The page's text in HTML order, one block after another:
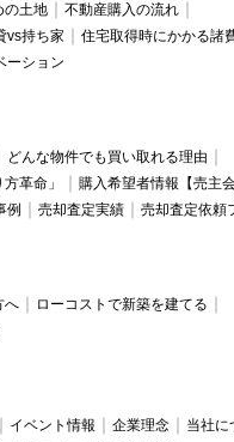
の土地
不動産購入の流れ
vs持ち家
住宅取得時にかかる諸
ーション
どんな物件でも買い取れる理由
革命」
購入希望者情報【売主会
例 売却査定実績 売却査定依頼
へ
ローコストで新築を建てる
イベント情報 企業理念
当社に